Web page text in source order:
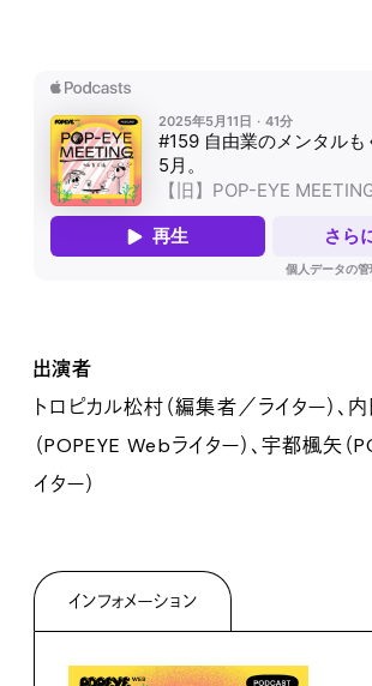
出演者
トロピカル松村（編集者／ライター）、
（POPEYE Webライター）、宇都楓矢（
イター）
インフォメーション